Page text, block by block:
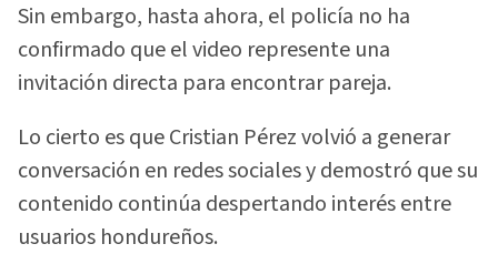
Sin embargo, hasta ahora, el policía no ha
confirmado que el video represente una
invitación directa para encontrar pareja.
Lo cierto es que Cristian Pérez volvió a generar
conversación en redes sociales y demostró que su
contenido continúa despertando interés entre
usuarios hondureños.